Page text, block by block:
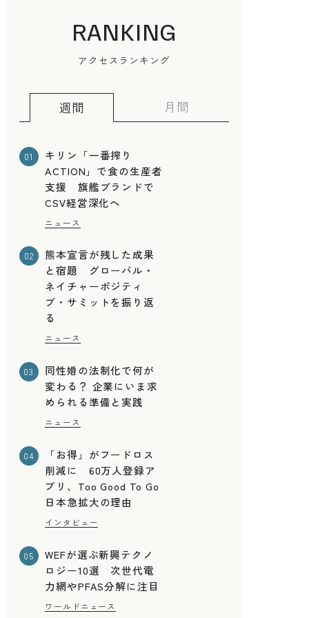
RANKING
アクセスランキング
週間 月間
01
キリン「一番搾り
ACTION」で食の生産者
支援 旗艦ブランドで
CSV経営深化へ
ニュース
02
熊本宣言が残した成果
と宿題 グローバル・
ネイチャーポジティ
ブ・サミットを振り返
る
ニュース
03
同性婚の法制化で何が
変わる？ 企業にいま求
められる準備と実践
ニュース
04
「お得」がフードロス
削減に 60万人登録ア
プリ、Too Good To Go
日本急拡大の理由
インタビュー
05
WEFが選ぶ新興テクノ
ロジー10選 次世代電
力網やPFAS分解に注目
ワールドニュース